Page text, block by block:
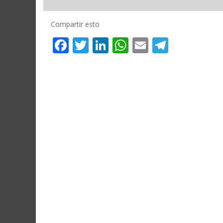
Compartir esto
Facebook
Twitter
LinkedIn
WhatsApp
Email